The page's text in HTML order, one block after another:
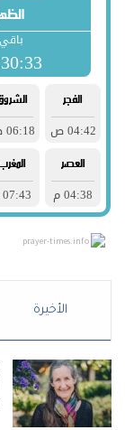
prayer-times.info
الأخيرة